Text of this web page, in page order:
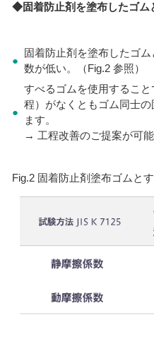
◆固着防止剤を塗布したゴム
●
固着防止剤を塗布したゴ
数が低い。（Fig.2 参照）
●
すべるゴムを使用するこ
程）がなくともゴム同士
ます。
→ 工程改善のご提案が可能
Fig.2 固着防止剤塗布ゴムと